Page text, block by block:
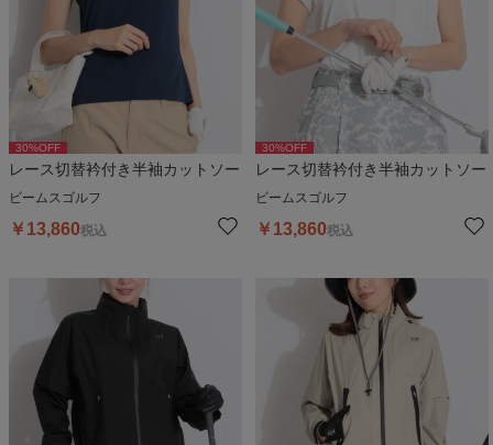
30%OFF
レース切替衿付き半袖カットソー
ビームスゴルフ
￥ 13,860税込
30%OFF
レース切替衿付き半袖カットソー
ビームスゴルフ
￥ 13,860税込